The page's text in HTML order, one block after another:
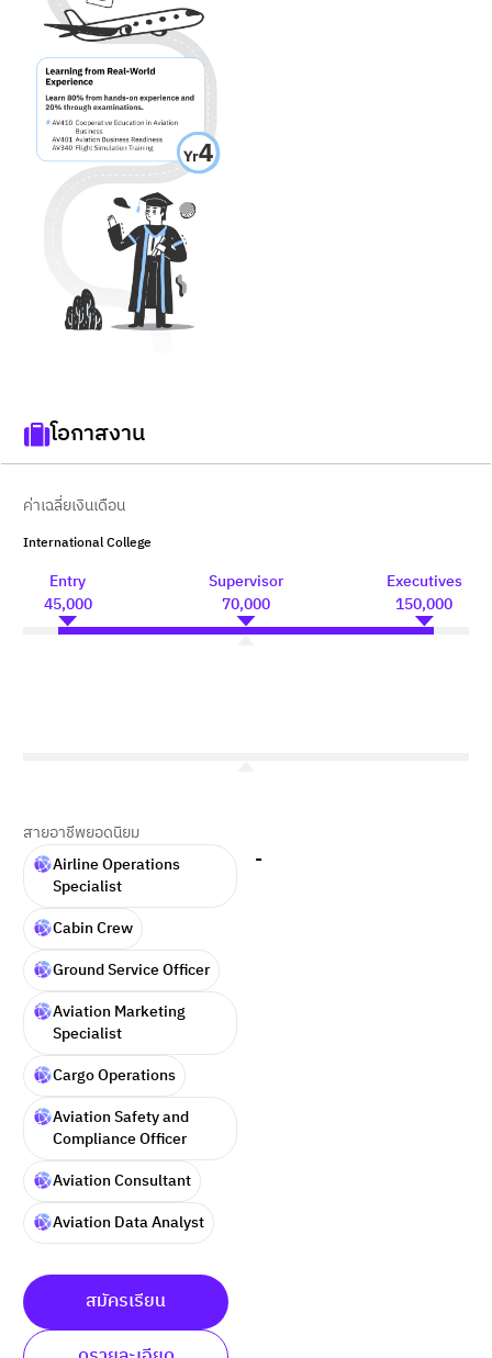
โอกาสงาน
ค่าเฉลี่ยเงินเดือน
International College
Entry
45,000
Supervisor
70,000
Executives
150,000
สายอาชีพยอดนิยม
Airline Operations
Specialist
Cabin Crew
Ground Service Officer
Aviation Marketing
Specialist
Cargo Operations
Aviation Safety and
Compliance Officer
Aviation Consultant
Aviation Data Analyst
-
สมัครเรียน